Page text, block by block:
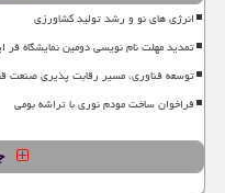
انرژی های نو و رشد تولید کشاورزی
تمدید مهلت نام نویسی دومین نمایشگاه فر ایران ۲ تا
توسعه فناوری، مسیر رقابت پذیری صنعت
فراخوان ساخت مودم نوری با تراشه بومی